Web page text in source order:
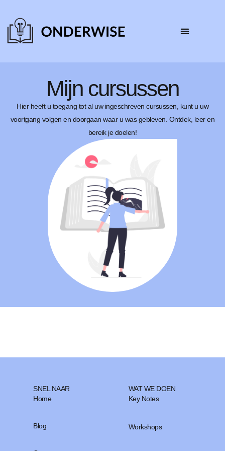
Mijn cursussen
Hier heeft u toegang tot al uw ingeschreven cursussen, kunt u uw
voortgang volgen en doorgaan waar u was gebleven. Ontdek, leer en
bereik je doelen!
SNEL NAAR
Home
Blog
WAT WE DOEN
Key Notes
Workshops